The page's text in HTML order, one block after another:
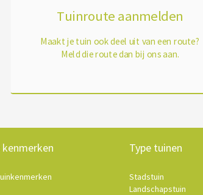
Tuinroute aanmelden
Maakt je tuin ook deel uit van een route?
Meld die route dan bij ons aan.
kenmerken Type tuinen
Stadstuin
Landschapstuin